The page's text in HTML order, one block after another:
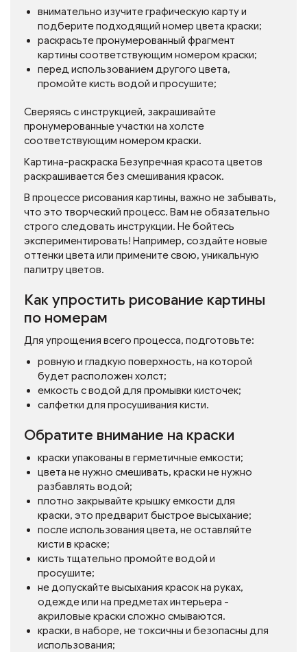
внимательно изучите графическую карту и
подберите подходящий номер цвета краски;
раскрасьте пронумерованный фрагмент
картины соответствующим номером краски;
перед использованием другого цвета,
промойте кисть водой и просушите;
Сверяясь с инструкцией, закрашивайте
пронумерованные участки на холсте
соответствующим номером краски.
Картина-раскраска Безупречная красота цветов
раскрашивается без смешивания красок.
В процессе рисования картины, важно не забывать,
что это творческий процесс. Вам не обязательно
строго следовать инструкции. Не бойтесь
экспериментировать! Например, создайте новые
оттенки цвета или примените свою, уникальную
палитру цветов.
Как упростить рисование картины
по номерам
Для упрощения всего процесса, подготовьте:
ровную и гладкую поверхность, на которой
будет расположен холст;
емкость с водой для промывки кисточек;
салфетки для просушивания кисти.
Обратите внимание на краски
краски упакованы в герметичные емкости;
цвета не нужно смешивать, краски не нужно
разбавлять водой;
плотно закрывайте крышку емкости для
краски, это предварит быстрое высыхание;
после использования цвета, не оставляйте
кисти в краске;
кисть тщательно промойте водой и
просушите;
не допускайте высыхания красок на руках,
одежде или на предметах интерьера -
акриловые краски сложно смываются.
краски, в наборе, не токсичны и безопасны для
использования;